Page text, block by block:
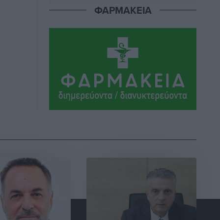
ΣΕΓΑΣ: Πιστώθηκαν τα έξοδα
πριν 5 ώρες
Ευρωπαϊκό Πρωτάθλημα Στίβου: Πότε
αγωνίζονται η Μαγκούλια, η
Σπανουδάκη και ο Κριτούλης
Διαγόρας: Ανανέωσε ο Μιχάλης
πριν 5 ώρες
ΦΑΡΜΑΚΕΙΑ